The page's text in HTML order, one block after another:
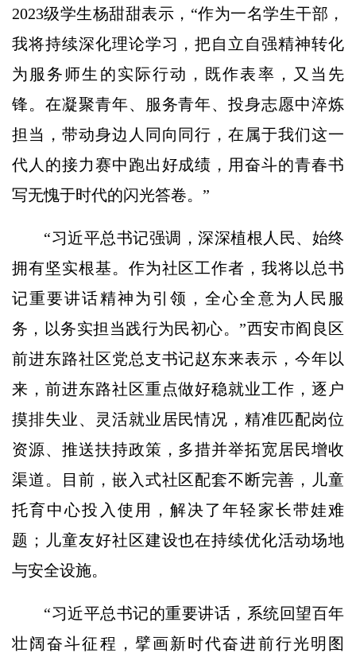
2023级学生杨甜甜表示，“作为一名学生干部，
我将持续深化理论学习，把自立自强精神转化
为服务师生的实际行动，既作表率，又当先
锋。在凝聚青年、服务青年、投身志愿中淬炼
担当，带动身边人同向同行，在属于我们这一
代人的接力赛中跑出好成绩，用奋斗的青春书
写无愧于时代的闪光答卷。”
“习近平总书记强调，深深植根人民、始终
拥有坚实根基。作为社区工作者，我将以总书
记重要讲话精神为引领，全心全意为人民服
务，以务实担当践行为民初心。”西安市阎良区
前进东路社区党总支书记赵东来表示，今年以
来，前进东路社区重点做好稳就业工作，逐户
摸排失业、灵活就业居民情况，精准匹配岗位
资源、推送扶持政策，多措并举拓宽居民增收
渠道。目前，嵌入式社区配套不断完善，儿童
托育中心投入使用，解决了年轻家长带娃难
题；儿童友好社区建设也在持续优化活动场地
与安全设施。
“习近平总书记的重要讲话，系统回望百年
壮阔奋斗征程，擘画新时代奋进前行光明图